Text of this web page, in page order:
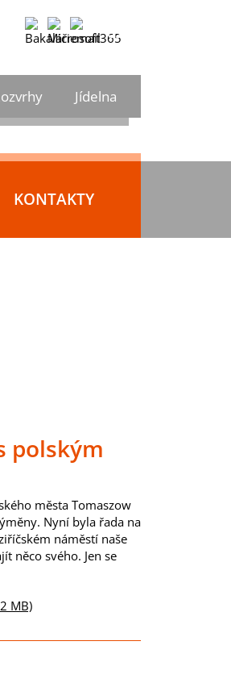
CS
EN
CS
Jídelna
KONTAKTY
polským
města Tomaszow
Nyní byla řada na
náměstí naše
něco svého. Jen se
MB)